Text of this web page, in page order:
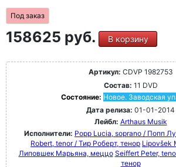
Под заказ
158625 руб. В корзину
Артикул: CDVP 1982753
Состав: 11 DVD
Состояние: Новое. Заводская
Дата релиза: 01-01-2014
Лейбл: Arthaus Musik
Исполнители: Popp Lucia, soprano / Попп
Robert, tenor / Тир Роберт, тенор Lipovšek
Липовшек Марьяна, меццо Seiffert Peter,
тенор